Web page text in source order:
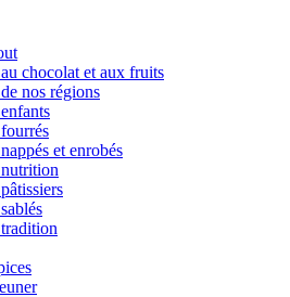
chocolat et aux fruits
nos régions
et enrobés